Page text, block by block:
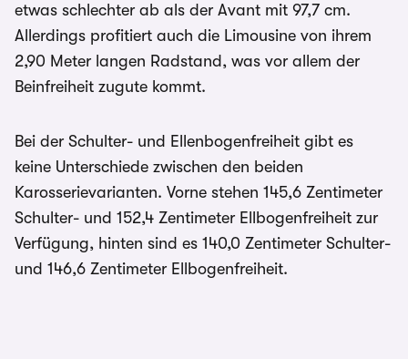
etwas schlechter ab als der Avant mit 97,7 cm.
Allerdings profitiert auch die Limousine von ihrem
2,90 Meter langen Radstand, was vor allem der
Beinfreiheit zugute kommt.
Bei der Schulter- und Ellenbogenfreiheit gibt es
keine Unterschiede zwischen den beiden
Karosserievarianten. Vorne stehen 145,6 Zentimeter
Schulter- und 152,4 Zentimeter Ellbogenfreiheit zur
Verfügung, hinten sind es 140,0 Zentimeter Schulter-
und 146,6 Zentimeter Ellbogenfreiheit.